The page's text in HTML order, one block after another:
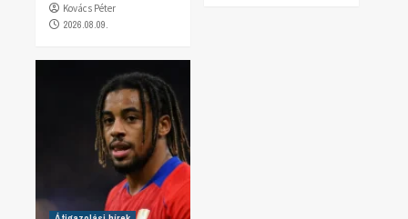
Kovács Péter
2026.08.09.